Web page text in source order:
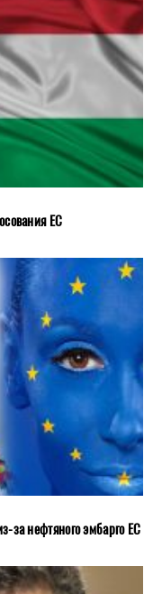
ЕС
за нефтяного эмбарго ЕС